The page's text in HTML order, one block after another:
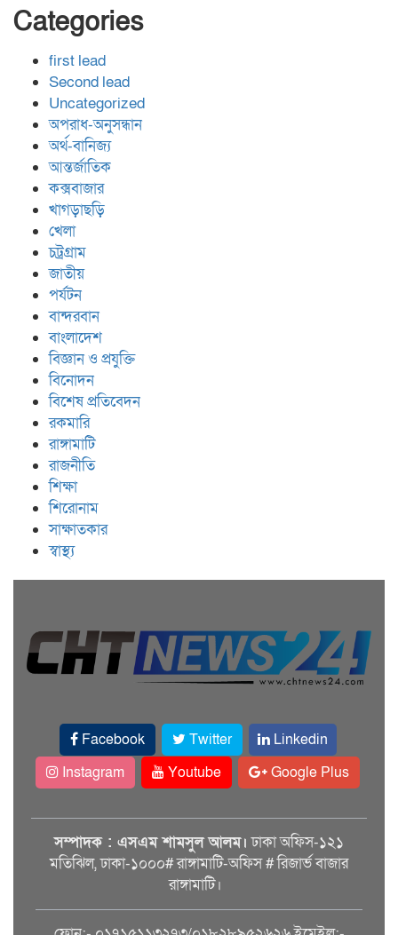
Categories
first lead
Second lead
Uncategorized
অপরাধ-অনুসন্ধান
অর্থ-বানিজ্য
আন্তর্জাতিক
কক্সবাজার
খাগড়াছড়ি
খেলা
চট্রগ্রাম
জাতীয়
পর্যটন
বান্দরবান
বাংলাদেশ
বিজ্ঞান ও প্রযুক্তি
বিনোদন
বিশেষ প্রতিবেদন
রকমারি
রাঙ্গামাটি
রাজনীতি
শিক্ষা
শিরোনাম
সাক্ষাতকার
স্বাস্থ্য
Facebook Twitter
Linkedin
Instagram
Youtube Google Plus
সম্পাদক : এসএম শামসুল আলম। ঢাকা অফিস-১২১
মতিঝিল, ঢাকা-১০০০# রাঙ্গামাটি-অফিস # রিজার্ভ বাজার
রাঙ্গামাটি।